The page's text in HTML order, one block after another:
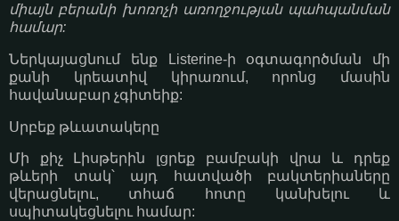
միայն բերանի խոռոչի առողջության պահպանման
համար:
Ներկայացնում ենք Listerine-ի օգտագործման մի
քանի կրեատիվ կիրառում, որոնց մասին
հավանաբար չգիտեիք:
Սրբեք թևատակերը
Մի քիչ Լիսթերին լցրեք բամբակի վրա և դրեք
թևերի տակ՝ այդ հատվածի բակտերիաները
վերացնելու, տհաճ հոտը կանխելու և
սպիտակեցնելու համար: